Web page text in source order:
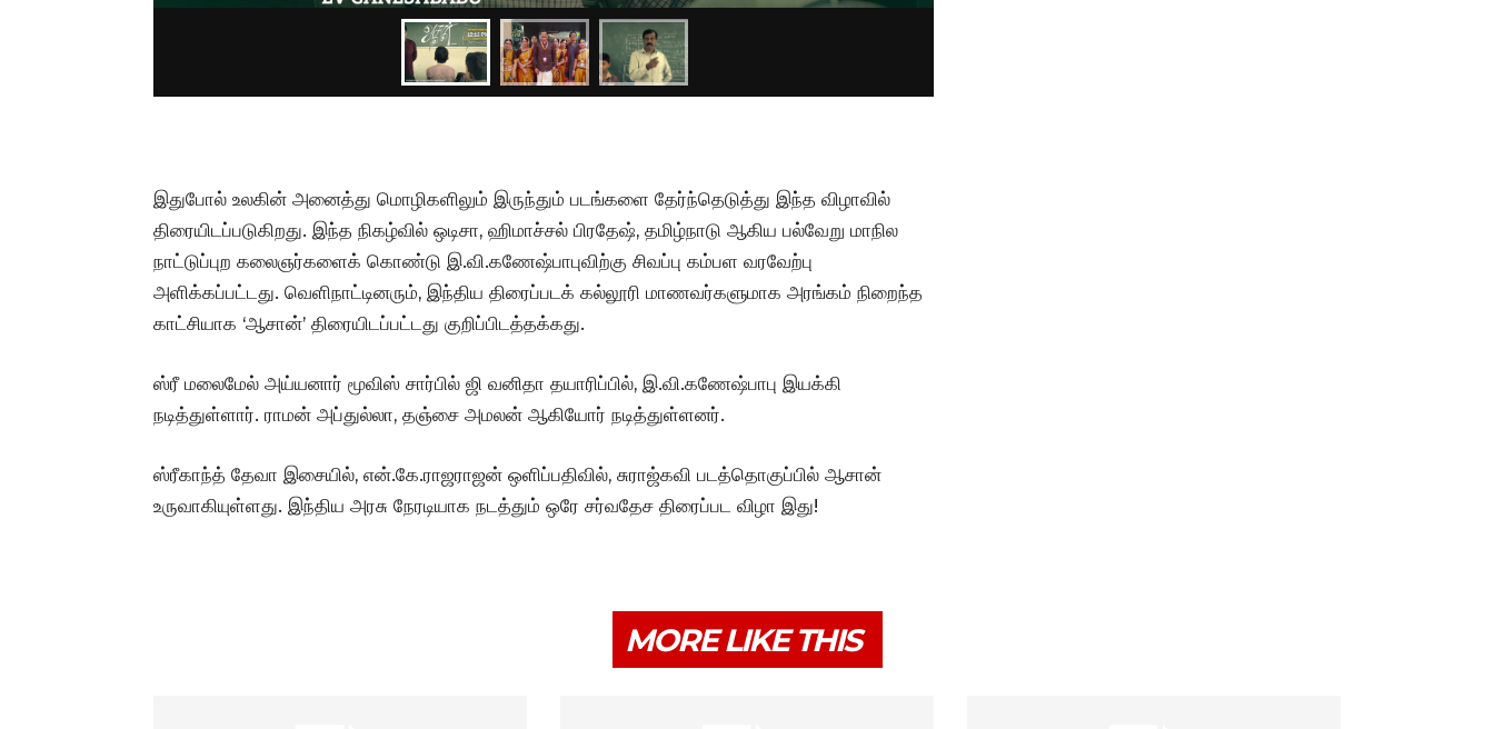
இதுபோல் உலகின் அனைத்து மொழிகளிலும் இருந்தும் படங்களை தேர்ந்தெடுத்து இந்த விழாவில்
திரையிடப்படுகிறது. இந்த நிகழ்வில் ஒடிசா, ஹிமாச்சல் பிரதேஷ், தமிழ்நாடு ஆகிய பல்வேறு மாநில
நாட்டுப்புற கலைஞர்களைக் கொண்டு இ.வி.கணேஷ்பாபுவிற்கு சிவப்பு கம்பள வரவேற்பு
அளிக்கப்பட்டது. வெளிநாட்டினரும், இந்திய திரைப்படக் கல்லூரி மாணவர்களுமாக அரங்கம் நிறைந்த
காட்சியாக ‘ஆசான்’ திரையிடப்பட்டது குறிப்பிடத்தக்கது.
ஸ்ரீ மலைமேல் அய்யனார் மூவிஸ் சார்பில் ஜி வனிதா தயாரிப்பில், இ.வி.கணேஷ்பாபு இயக்கி
நடித்துள்ளார். ராமன் அப்துல்லா, தஞ்சை அமலன் ஆகியோர் நடித்துள்ளனர்.
ஸ்ரீகாந்த் தேவா இசையில், என்.கே.ராஜராஜன் ஒளிப்பதிவில், சுராஜ்கவி படத்தொகுப்பில் ஆசான்
உருவாகியுள்ளது. இந்திய அரசு நேரடியாக நடத்தும் ஒரே சர்வதேச திரைப்பட விழா இது!
MORE LIKE THIS